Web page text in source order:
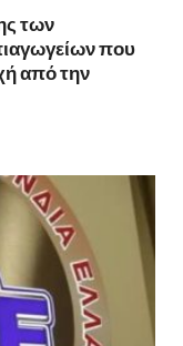
των
που
από την